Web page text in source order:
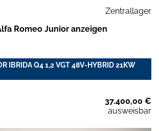
Zentrallager
Romeo Junior anzeigen
IBRIDA Q4 1,2 VGT 48V-HYBRID 21KW
37.400,00 €
ausweisbar